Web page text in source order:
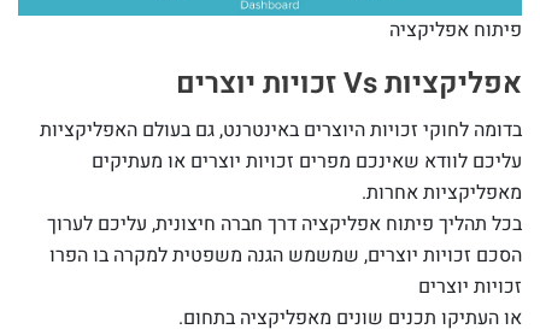
פיתוח אפליקציה
אפליקציות Vs זכויות יוצרים
בדומה לחוקי זכויות היוצרים באינטרנט, גם בעולם האפליקציות
עליכם לוודא שאינכם מפרים זכויות יוצרים או מעתיקים
מאפליקציות אחרות.
בכל תהליך פיתוח אפליקציה דרך חברה חיצונית, עליכם לערוך
הסכם זכויות יוצרים, שמשמש הגנה משפטית למקרה בו הפרו
זכויות יוצרים
או העתיקו תכנים שונים מאפליקציה בתחום.